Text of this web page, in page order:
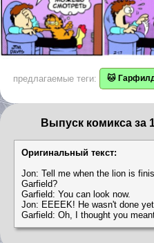
предлагаемые теги: 🐱
Выпуск комикса за
Оригинальный текст:
Jon: Tell me when the lion is
Garfield?
Garfield: You can look now.
Jon: EEEEK! He wasn't done
Garfield: Oh, I thought you